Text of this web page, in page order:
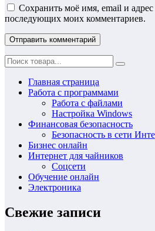
Сохранить моё имя, email и адрес
последующих моих комментариев.
Главная страница
Работа с программами
Работа с файлами
Настройка Windows
Финансовая безопасность
Безопасность в сети
Бизнес онлайн
Интернет для чайников
Соцсети
Обучение онлайн
Электроника
Свежие записи